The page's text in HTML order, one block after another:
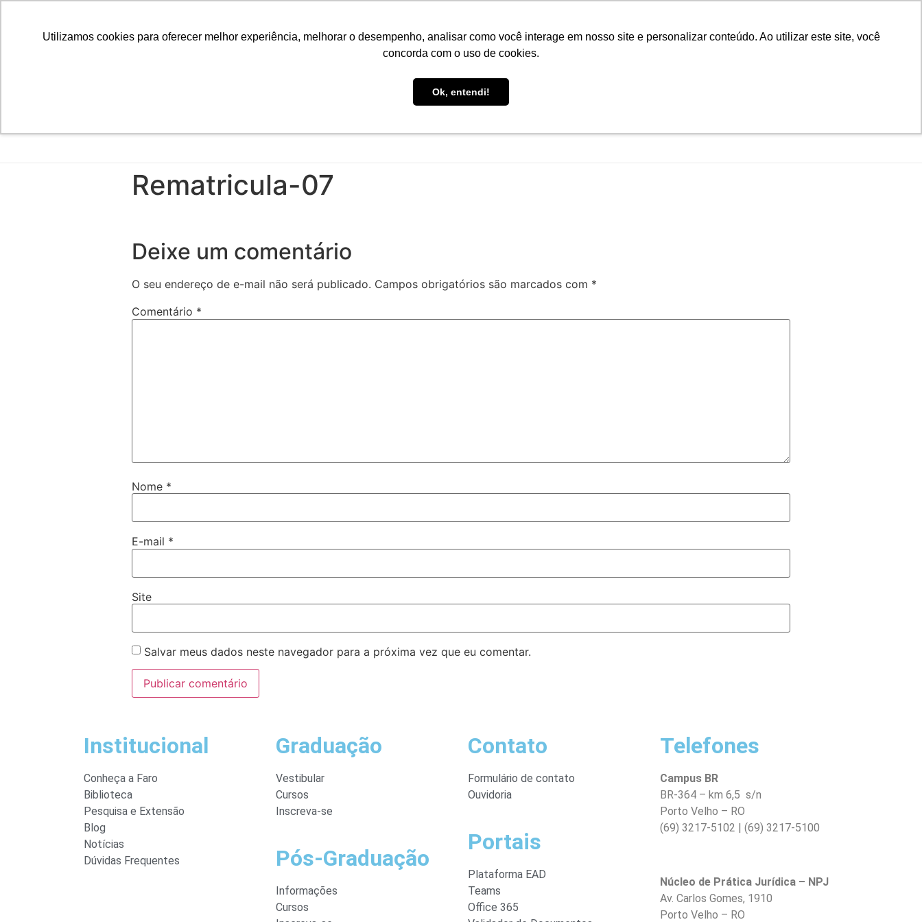
Utilizamos cookies para oferecer melhor experiência, melhorar o desempenho, analisar como você interage em nosso site e personalizar conteúdo. Ao utilizar este site, você
concorda com o uso de cookies.
Ok, entendi!
CONHEÇA A FARO CURSOS
Rematricula-07
Deixe um comentário
O seu endereço de e-mail não será publicado. Campos obrigatórios são marcados com *
Comentário *
Nome *
E-mail *
Site
Salvar meus dados neste navegador para a próxima vez que eu comentar.
Institucional
Conheça a Faro
Biblioteca
Pesquisa e Extensão
Blog
Notícias
Dúvidas Frequentes
Graduação
Vestibular
Cursos
Inscreva-se
Pós-Graduação
Informações
Cursos
Contato
Formulário de contato
Ouvidoria
Portais
Plataforma EAD
Teams
Office 365
Telefones
Campus BR
BR-364 – km 6,5 s/n
Porto Velho – RO
(69) 3217-5102 | (69) 3217-5100
Núcleo de Prática Jurídica – NPJ
Av. Carlos Gomes, 1910
Porto Velho – RO